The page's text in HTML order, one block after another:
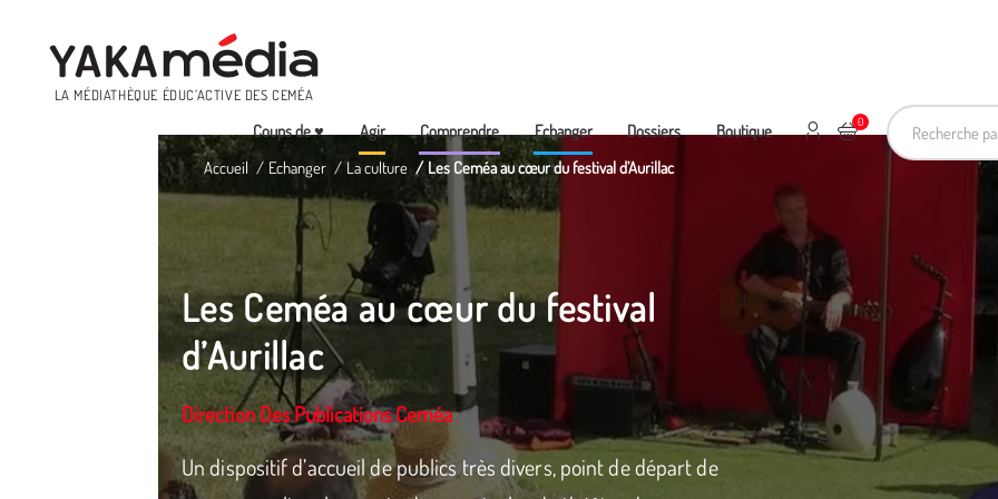
LA MÉDIATHÈQUE ÉDUC’ACTIVE DES CEMÉA
Recherche
Menu
Coups de ♥ Agir Comprendre Echanger Dossiers Boutique 0
Ajouter au panier
Mon compte
Accueil Echanger La culture Les Ceméa au cœur du festival d’Aurillac
Les Ceméa au cœur du festival
d’Aurillac
Direction Des Publications Ceméa
Un dispositif d’accueil de publics très divers, point de départ de